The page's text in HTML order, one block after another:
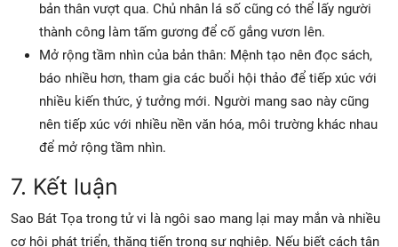
bản thân vượt qua. Chủ nhân lá số cũng có thể lấy người
thành công làm tấm gương để cố gắng vươn lên.
Mở rộng tầm nhìn của bản thân: Mệnh tạo nên đọc sách,
báo nhiều hơn, tham gia các buổi hội thảo để tiếp xúc với
nhiều kiến thức, ý tưởng mới. Người mang sao này cũng
nên tiếp xúc với nhiều nền văn hóa, môi trường khác nhau
để mở rộng tầm nhìn.
7. Kết luận
Sao Bát Tọa trong tử vi là ngôi sao mang lại may mắn và nhiều
cơ hội phát triển, thăng tiến trong sự nghiệp. Nếu biết cách tận